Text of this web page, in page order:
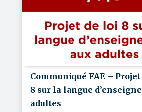
Communiqué FAE –
8 sur la langue
adultes